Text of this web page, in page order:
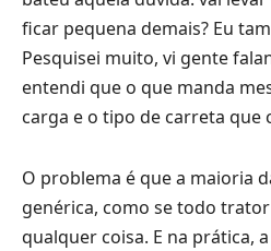
ficar pequena demais? Eu
Pesquisei muito, vi gente
entendi que o que manda
carga e o tipo de carreta que
O problema é que a maioria
genérica, como se todo
qualquer coisa. E na prática,